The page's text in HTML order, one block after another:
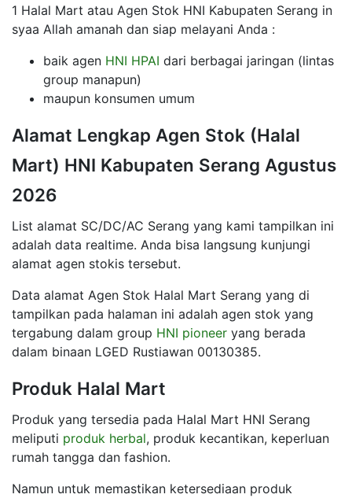
1 Halal Mart atau Agen Stok HNI Kabupaten Serang in
syaa Allah amanah dan siap melayani Anda :
baik agen HNI HPAI dari berbagai jaringan (lintas
group manapun)
maupun konsumen umum
Alamat Lengkap Agen Stok (Halal
Mart) HNI Kabupaten Serang Agustus
2026
List alamat SC/DC/AC Serang yang kami tampilkan ini
adalah data realtime. Anda bisa langsung kunjungi
alamat agen stokis tersebut.
Data alamat Agen Stok Halal Mart Serang yang di
tampilkan pada halaman ini adalah agen stok yang
tergabung dalam group HNI pioneer yang berada
dalam binaan LGED Rustiawan 00130385.
Produk Halal Mart
Produk yang tersedia pada Halal Mart HNI Serang
meliputi produk herbal, produk kecantikan, keperluan
rumah tangga dan fashion.
Namun untuk memastikan ketersediaan produk